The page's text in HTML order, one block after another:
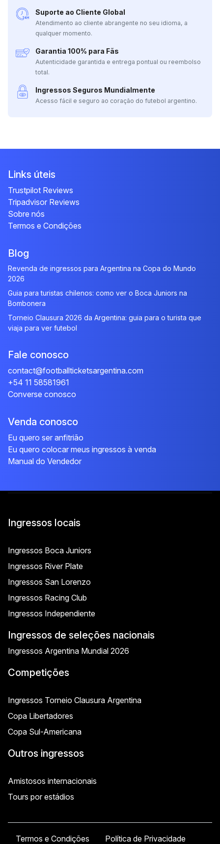
Suporte ao Cliente Global
Atendimento ao cliente abrangente no seu idioma, a
qualquer momento.
Garantia 100% para Fãs
Autenticidade garantida e entrega pontual ou reembolso
total.
Ingressos Seguros Mundialmente
Acesso fácil e seguro ao coração do futebol argentino.
Links úteis
Trustpilot Reviews
Tripadvisor Reviews
Sobre nós
Termos e Condições
Blog
Revenda de ingressos para Argentina na Copa do Mundo
2026
Guia para turistas chilenos: como ver o Boca Juniors na
Bombonera
Torneio Clausura 2026 da Argentina: guia para o turista que
viaja para ver futebol
Fale conosco
contact@footballticketsargentina.com
+54 11 58581961
Converse conosco
Venda conosco
Eu quero ser anfitrião
Eu quero colocar meus ingressos à venda
Manual do Vendedor
Ingressos locais
Ingressos Boca Juniors
Ingressos River Plate
Ingressos San Lorenzo
Ingressos Racing Club
Ingressos Independiente
Ingressos de seleções nacionais
Ingressos Argentina Mundial 2026
Competições
Ingressos Torneio Clausura Argentina
Copa Libertadores
Copa Sul-Americana
Outros ingressos
Amistosos internacionais
Tours por estádios
Termos e Condições Política de Privacidade